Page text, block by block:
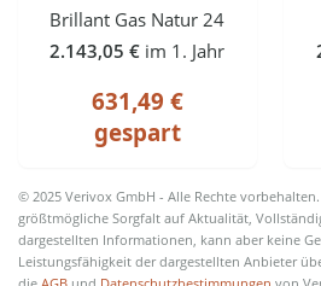
Brillant Gas Natur 24
2.143,05 € im 1. Jahr
631,49 €
gespart
© 2025 Verivox GmbH - Alle Rechte
größtmögliche Sorgfalt auf Aktualität,
dargestellten Informationen, kann aber keine
Leistungsfähigkeit der dargestellten Anbieter